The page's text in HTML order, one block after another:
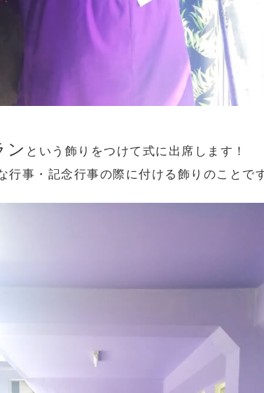
ン という飾りをつけて式に出席します！
行事・記念行事の際に付ける飾りのことで